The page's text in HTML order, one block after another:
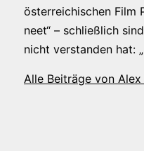
österreichischen Film
neet“ – schließlich
nicht verstanden hat:
Alle Beiträge von Alex